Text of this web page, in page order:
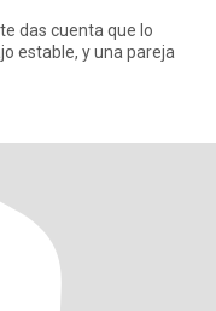
das cuenta que lo
estable, y una pareja